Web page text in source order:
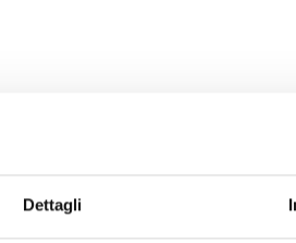
Dettagli
in vetro e metallo.
(tensione regolabile) e fine